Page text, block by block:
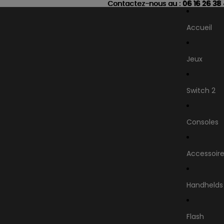
Contactez-nous au : 06 16 26 38
Contactez-nous au : 06 16 26 38
Accueil
Jeux
Switch 2
Consoles
Handhelds
Flash